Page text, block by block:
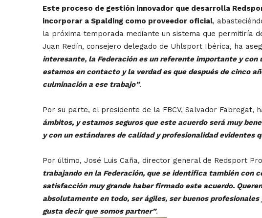
Este proceso de gestión innovador que desarrolla
incorporar a Spalding como proveedor oficial,
la próxima temporada mediante un sistema que permitiría
Juan Redín, consejero delegado de Uhlsport Ibérica, ha
interesante, la Federación es un referente importante y con
estamos en contacto y la verdad es que después de cinco
culminación a ese trabajo”.
Por su parte, el presidente de la FBCV, Salvador Fabregat,
ámbitos, y estamos seguros que este acuerdo será muy
y con un estándares de calidad y profesionalidad evidentes
Por último, José Luis Caña, director general de Redsport
trabajando en la Federación, que se identifica también con
satisfacción muy grande haber firmado este acuerdo.
absolutamente en todo, ser ágiles, ser buenos
gusta decir que somos partner”.